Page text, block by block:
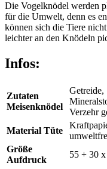
Die Vogelknödel werden
für die Umwelt, denn es
können sich die Tiere
leichter an den Knödeln
Infos:
Zutaten
Meisenknödel
Getreide,
Verzehr
Material Tüte
Größe
Aufdruck
55 + 30